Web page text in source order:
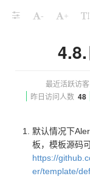
- +
最近活跃访客
昨日访问人数 48
默认情况下
板，模板源码
https://
er/template/